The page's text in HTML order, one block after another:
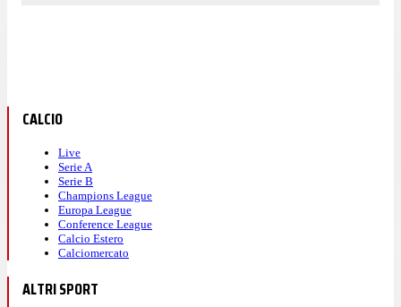
CALCIO
Live
Serie A
Serie B
Champions League
Europa League
Conference League
Calcio Estero
Calciomercato
ALTRI SPORT